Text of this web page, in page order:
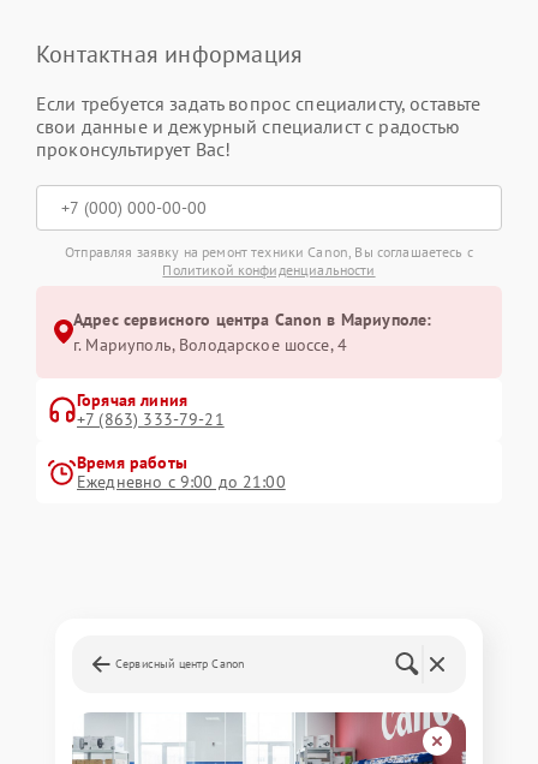
Контактная информация
Если требуется задать вопрос специалисту, оставьте
свои данные и дежурный специалист с радостью
проконсультирует Вас!
Отправляя заявку на ремонт техники Canon, Вы соглашаетесь с
Политикой конфиденциальности
Адрес сервисного центра Canon в Мариуполе:
г. Мариуполь, Володарское шоссе, 4
Горячая линия
+7 (863) 333-79-21
Время работы
Ежедневно с 9:00 до 21:00
Сервисный центр Canon